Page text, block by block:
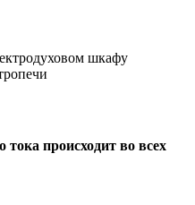
шкафу
тока происходит во всех